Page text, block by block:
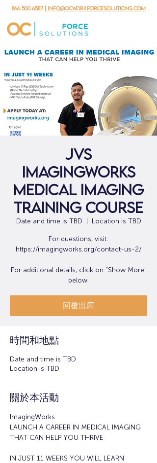
866.500.6587 | info@ocworkforcesolutions.com
JVS
ImagingWorks
Medical Imaging
Training Course
Date and time is TBD Location is TBD
For questions, visit:
https://imagingworks.org/contact-us-2/
For additional details, click on "Show More"
below.
回覆出席
時間和地點
Date and time is TBD
Location is TBD
關於本活動
ImagingWorks
LAUNCH A CAREER IN MEDICAL IMAGING
THAT CAN HELP YOU THRIVE
IN JUST 11 WEEKS YOU WILL LEARN